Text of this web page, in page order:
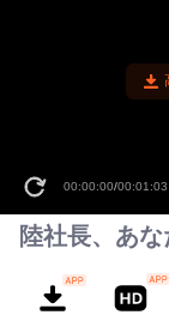
00:00:00/00:01:03
陸社長、あ